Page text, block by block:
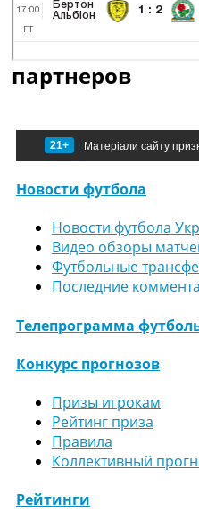
партнеров
21+ Матеріали сайту
Новости футбола
Новости футбола
Видео обзоры
Футбольные
Последние
Телепрограмма
Конкурс прогнозов
Призы игрокам
Рейтинг приза
Правила
Коллективный
Рейтинги